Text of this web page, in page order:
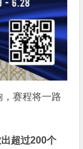
赛程将一路
超过200个